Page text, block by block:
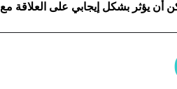
أن يؤثر بشكل إيجابي على العلاقة